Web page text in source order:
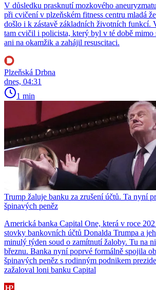
V důsledku prasknutí mozkového
při cvičení v plzeňském fitness centru mladá
došlo i k zástavě základních životních funkcí.
tam cvičil i policista, který byl v té době mimo
ani na okamžik a zahájil resuscitaci.
Plzeňská Drbna
dnes, 04:31
1 min
Trump žaluje banku za zrušení účtů. Ta nyní
špinavých peněz
Americká banka Capital One, která v roce
stovky bankovních účtů Donalda Trumpa a
minulý týden soud o zamítnutí žaloby. Tu na
březnu. Banka nyní poprvé formálně spojila
špinavých peněz s rodinným podnikem
zažaloval loni banku Capital